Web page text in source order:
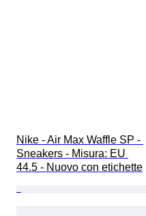
Nike - Air Max Waffle SP -
Sneakers - Misura: EU
44.5 - Nuovo con etichette